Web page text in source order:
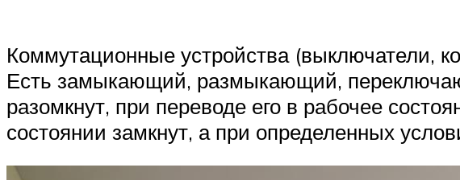
Коммутационные устройства (выключатели,
Есть замыкающий, размыкающий,
разомкнут, при переводе его в рабочее
состоянии замкнут, а при определенных